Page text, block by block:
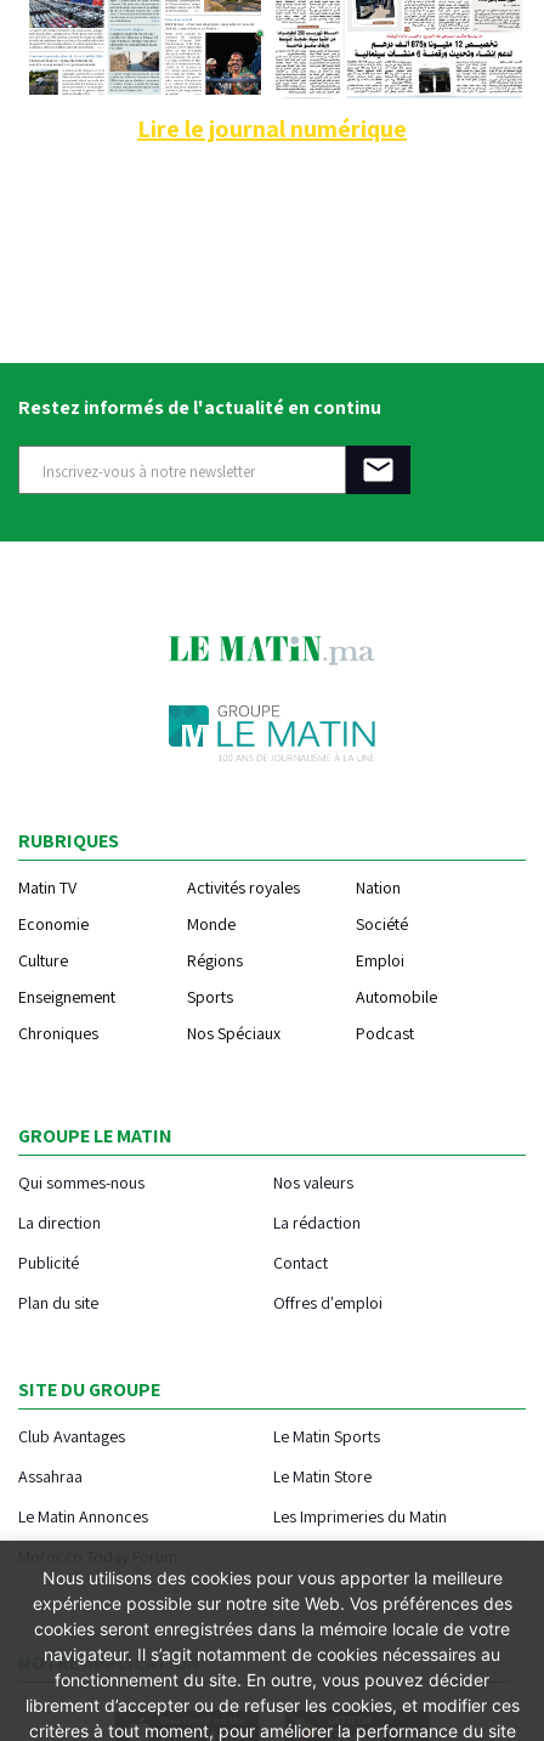
Lire le journal numérique
Restez informés de l'actualité en continu
RUBRIQUES
Matin TV Activités royales
Nation
Economie
Monde
Société
Culture
Régions
Emploi
Enseignement
Sports
Automobile
Chroniques
Nos Spéciaux Podcast
GROUPE LE MATIN
Qui sommes-nous
Nos valeurs
La direction
La rédaction
Publicité
Contact
Plan du site
Offres d'emploi
SITE DU GROUPE
Club Avantages
Le Matin Sports
Assahraa
Le Matin Store
Le Matin Annonces
Les Imprimeries du Matin
NOTRE APPLICATION
Nous utilisons des cookies pour vous apporter la meilleure
expérience possible sur notre site Web. Vos préférences des
cookies seront enregistrées dans la mémoire locale de votre
navigateur. Il s’agit notamment de cookies nécessaires au
fonctionnement du site. En outre, vous pouvez décider
librement d’accepter ou de refuser les cookies, et modifier ces
critères à tout moment, pour améliorer la performance du site